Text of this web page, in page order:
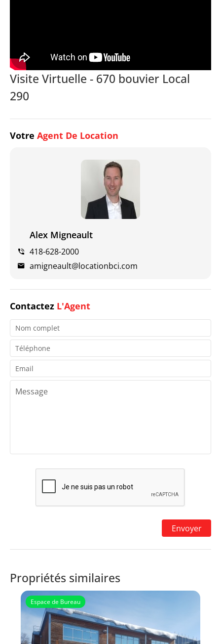
Visite Virtuelle - 670 bouvier Local
290
Votre Agent De Location
Alex Migneault
418-628-2000
amigneault@locationbci.com
Contactez L'Agent
Propriétés similaires
Espace de Bureau
VDP